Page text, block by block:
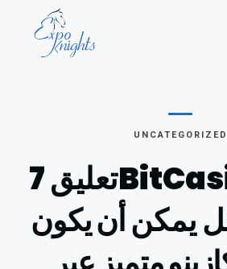
UNCATEGORIZED
تعليق 7BitCasino لعام
أن يكون